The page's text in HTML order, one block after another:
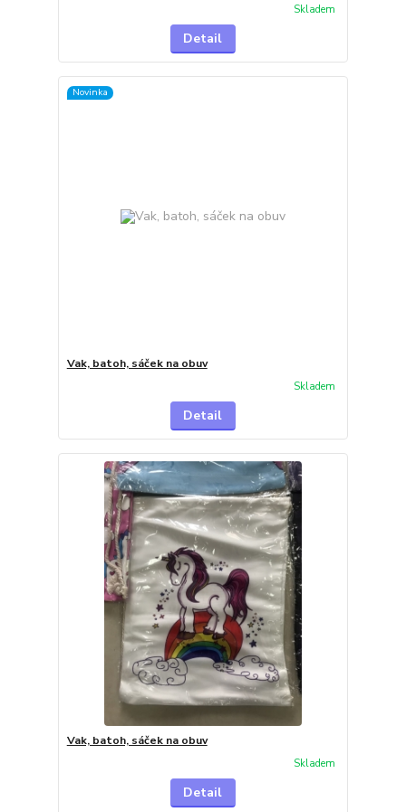
Skladem
Detail
Novinka
Vak, batoh, sáček na obuv
Skladem
Detail
Vak, batoh, sáček na obuv
Skladem
Detail